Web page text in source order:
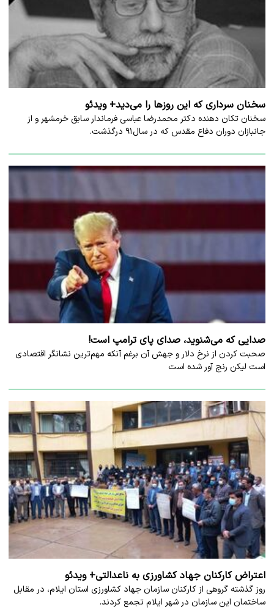
سخنان سرداری که این روزها را می‌دید+ ویدئو
سخنان تکان دهنده دکتر محمدرضا عباسی فرماندار سابق خرمشهر و از
جانبازان دوران دفاع مقدس که در سال۹۱ درگذشت.
صدایی که می‌شنوید، صدای پای ترامپ است!
صحبت کردن از نرخ دلار و جهش آن برغم آنکه مهم‌ترین نشانگر اقتصادی
است لیکن رنج آور شده است
اعتراض کارکنان جهاد کشاورزی به ناعدالتی+ ویدئو
روز گذشته گروهی از کارکنان سازمان جهاد کشاورزی استان ایلام، در مقابل
ساختمان این سازمان در شهر ایلام تجمع کردند.